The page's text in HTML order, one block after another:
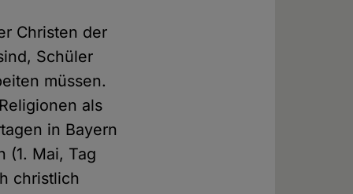
Christen der
Schüler
müssen.
als
in Bayern
(1. Mai, Tag
christlich